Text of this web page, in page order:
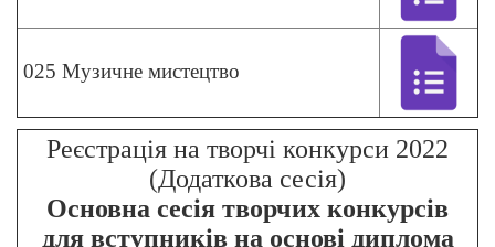
025 Музичне мистецтво
Реєстрація на творчі конкурси 2022
(Додаткова сесія)
Основна сесія творчих конкурсів
для вступників на основі диплома